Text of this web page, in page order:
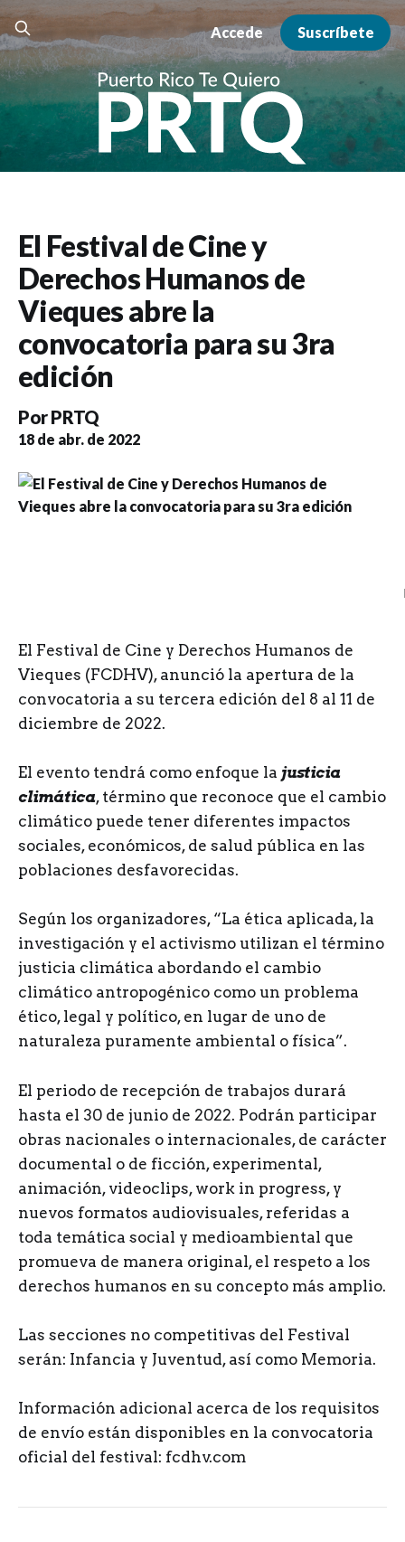
Accede Suscríbete
El Festival de Cine y
Derechos Humanos de
Vieques abre la
convocatoria para su 3ra
edición
PorPRTQ
18 de abr. de 2022
El Festival de Cine y Derechos Humanos de
Vieques (FCDHV), anunció la apertura de la
convocatoria a su tercera edición del 8 al 11 de
diciembre de 2022.
El evento tendrá como enfoque la justicia
climática, término que reconoce que el cambio
climático puede tener diferentes impactos
sociales, económicos, de salud pública en las
poblaciones desfavorecidas.
Según los organizadores, “La ética aplicada, la
investigación y el activismo utilizan el término
justicia climática abordando el cambio
climático antropogénico como un problema
ético, legal y político, en lugar de uno de
naturaleza puramente ambiental o física”.
El periodo de recepción de trabajos durará
hasta el 30 de junio de 2022. Podrán participar
obras nacionales o internacionales, de carácter
documental o de ficción, experimental,
animación, videoclips, work in progress, y
nuevos formatos audiovisuales, referidas a
toda temática social y medioambiental que
promueva de manera original, el respeto a los
derechos humanos en su concepto más amplio.
Las secciones no competitivas del Festival
serán: Infancia y Juventud, así como Memoria.
Información adicional acerca de los requisitos
de envío están disponibles en la convocatoria
oficial del festival: fcdhv.com